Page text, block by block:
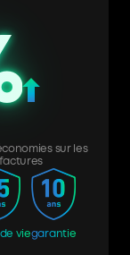
sur les
factures
viegarantie